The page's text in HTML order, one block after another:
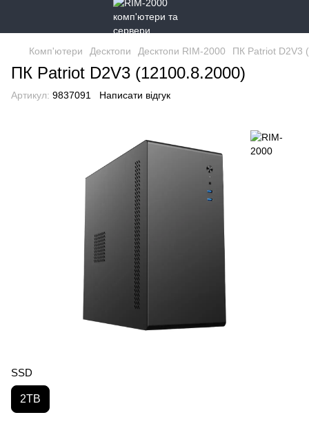
Комп'ютери Десктопи Десктопи RIM-2000 ПК Patriot D2V3
ПК Patriot D2V3 (12100.8.2000)
Артикул: 9837091 Написати відгук
SSD
2TB